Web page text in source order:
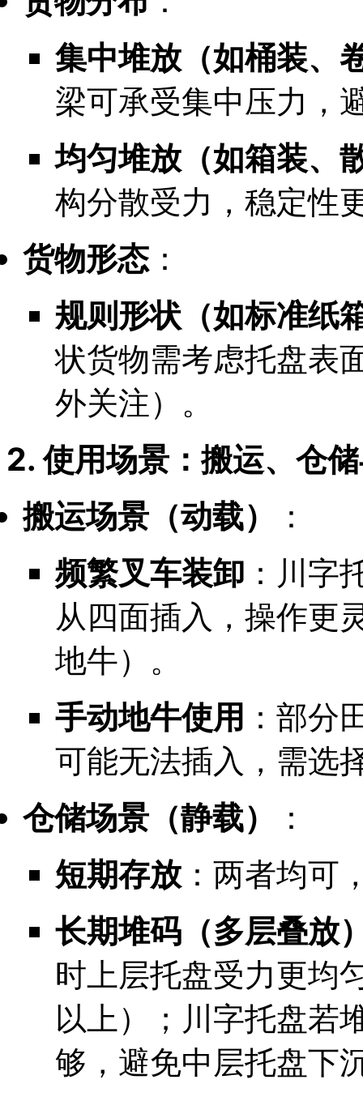
集中堆放（如桶装、
梁可承受集中压力，
均匀堆放（如箱装、
构分散受力，稳定性
货物形态 ：
规则形状（如标准纸
状货物需考虑托盘表
外关注）。
2. 使用场景：搬运、仓
搬运场景（动载）
：
频繁叉车装卸 ：川字
从四面插入，操作更
地牛）。
手动地牛使用 ：部分
可能无法插入，需选
仓储场景（静载）
：
短期存放 ：两者均可
长期堆码（多层叠放
时上层托盘受力更均
以上）；川字托盘若
够，避免中层托盘下